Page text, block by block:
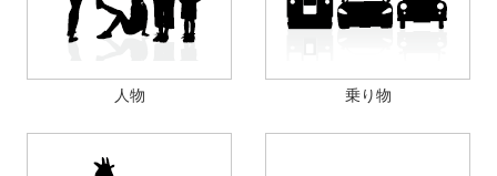
人物 乗り物